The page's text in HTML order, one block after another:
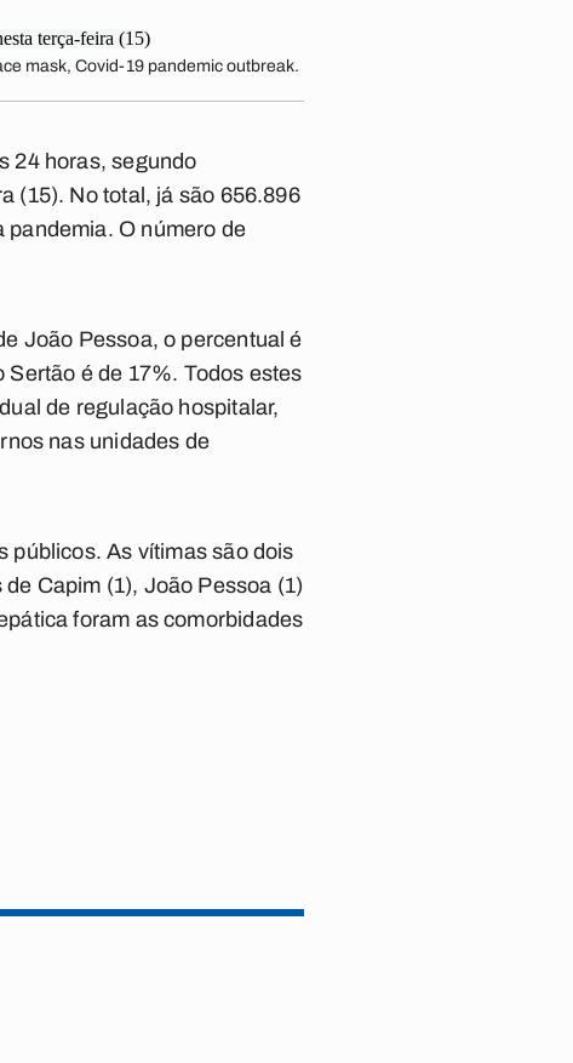
mask, Covid-19 pandemic outbreak.
24 horas, segundo
(15). No total, já são 656.896
O número de
João Pessoa, o percentual é
é de 17%. Todos estes
de regulação hospitalar,
nas unidades de
públicos. As vítimas são dois
Capim (1), João Pessoa (1)
foram as comorbidades